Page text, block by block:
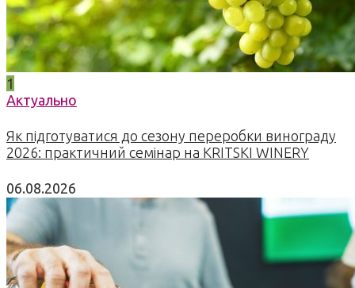
1
Актуально
Як підготуватися до сезону переробки винограду
2026: практичний семінар на KRITSKI WINERY
06.08.2026